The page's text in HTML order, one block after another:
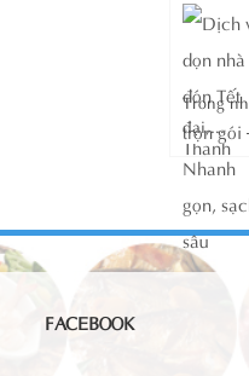
Trong
đại,...
FACEBOOK